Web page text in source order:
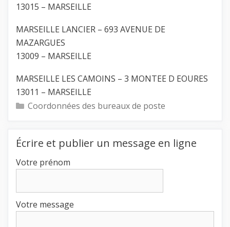
13015 – MARSEILLE
MARSEILLE LANCIER – 693 AVENUE DE
MAZARGUES
13009 – MARSEILLE
MARSEILLE LES CAMOINS – 3 MONTEE D EOURES
13011 – MARSEILLE
Catégories
Coordonnées des bureaux de poste
Écrire et publier un message en ligne
Votre prénom
Votre message